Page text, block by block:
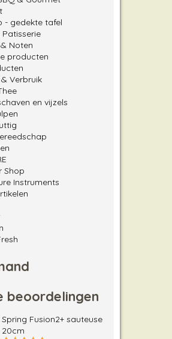
Deze optie kan gekozen
- gedekte tafel
Patisserie
Noten
producten
Verbruik
en vijzels
Shop
Instruments
beoordelingen
Spring Fusion2+ sauteuse
20cm